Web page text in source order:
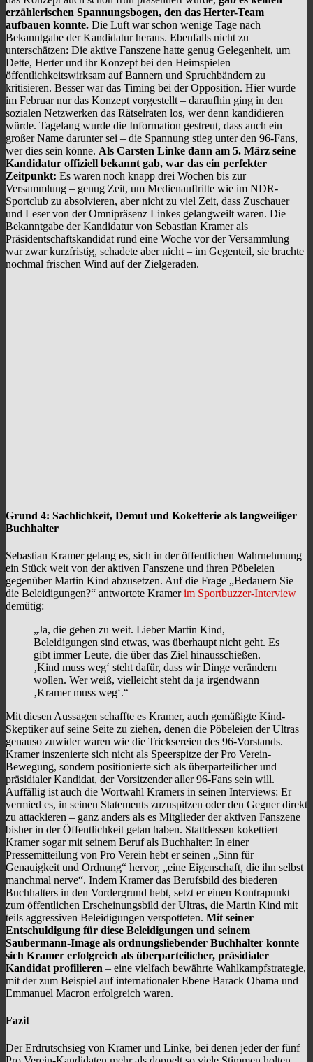
erzählerischen Spannungsbogen, den das Herter-Team
aufbauen konnte. Die Luft war schon wenige Tage nach
Bekanntgabe der Kandidatur heraus. Ebenfalls nicht zu
unterschätzen: Die aktive Fanszene hatte genug Gelegenheit, um
Dette, Herter und ihr Konzept bei den Heimspielen
öffentlichkeitswirksam auf Bannern und Spruchbändern zu
kritisieren. Besser war das Timing bei der Opposition. Hier wurde
im Februar nur das Konzept vorgestellt – daraufhin ging in den
sozialen Netzwerken das Rätselraten los, wer denn kandidieren
würde. Tagelang wurde die Information gestreut, dass auch ein
großer Name darunter sei – die Spannung stieg unter den 96-Fans,
wer dies sein könne. Als Carsten Linke dann am 5. März seine
Kandidatur offiziell bekannt gab, war das ein perfekter
Zeitpunkt: Es waren noch knapp drei Wochen bis zur
Versammlung – genug Zeit, um Medienauftritte wie im NDR-
Sportclub zu absolvieren, aber nicht zu viel Zeit, dass Zuschauer
und Leser von der Omnipräsenz Linkes gelangweilt waren. Die
Bekanntgabe der Kandidatur von Sebastian Kramer als
Präsidentschaftskandidat rund eine Woche vor der Versammlung
war zwar kurzfristig, schadete aber nicht – im Gegenteil, sie brachte
nochmal frischen Wind auf der Zielgeraden.
Grund 4: Sachlichkeit, Demut und Koketterie als langweiliger
Buchhalter
Sebastian Kramer gelang es, sich in der öffentlichen Wahrnehmung
ein Stück weit von der aktiven Fanszene und ihren Pöbeleien
gegenüber Martin Kind abzusetzen. Auf die Frage „Bedauern Sie
die Beleidigungen?“ antwortete Kramerim Sportbuzzer-Interview
demütig:
„Ja, die gehen zu weit. Lieber Martin Kind,
Beleidigungen sind etwas, was überhaupt nicht geht. Es
gibt immer Leute, die über das Ziel hinausschießen.
‚Kind muss weg‘ steht dafür, dass wir Dinge verändern
wollen. Wer weiß, vielleicht steht da ja irgendwann
‚Kramer muss weg‘.“
Mit diesen Aussagen schaffte es Kramer, auch gemäßigte Kind-
Skeptiker auf seine Seite zu ziehen, denen die Pöbeleien der Ultras
genauso zuwider waren wie die Tricksereien des 96-Vorstands.
Kramer inszenierte sich nicht als Speerspitze der Pro Verein-
Bewegung, sondern positionierte sich als überparteilicher und
präsidialer Kandidat, der Vorsitzender aller 96-Fans sein will.
Auffällig ist auch die Wortwahl Kramers in seinen Interviews: Er
vermied es, in seinen Statements zuzuspitzen oder den Gegner direkt
zu attackieren – ganz anders als es Mitglieder der aktiven Fanszene
bisher in der Öffentlichkeit getan haben. Stattdessen kokettiert
Kramer sogar mit seinem Beruf als Buchhalter: In einer
Pressemitteilung von Pro Verein hebt er seinen „Sinn für
Genauigkeit und Ordnung“ hervor, „eine Eigenschaft, die ihn selbst
manchmal nerve“. Indem Kramer das Berufsbild des biederen
Buchhalters in den Vordergrund hebt, setzt er einen Kontrapunkt
zum öffentlichen Erscheinungsbild der Ultras, die Martin Kind mit
teils aggressiven Beleidigungen verspotteten. Mit seiner
Entschuldigung für diese Beleidigungen und seinem
Saubermann-Image als ordnungsliebender Buchhalter konnte
sich Kramer erfolgreich als überparteilicher, präsidialer
Kandidat profilieren – eine vielfach bewährte Wahlkampfstrategie,
mit der zum Beispiel auf internationaler Ebene Barack Obama und
Emmanuel Macron erfolgreich waren.
Fazit
Der Erdrutschsieg von Kramer und Linke, bei denen jeder der fünf